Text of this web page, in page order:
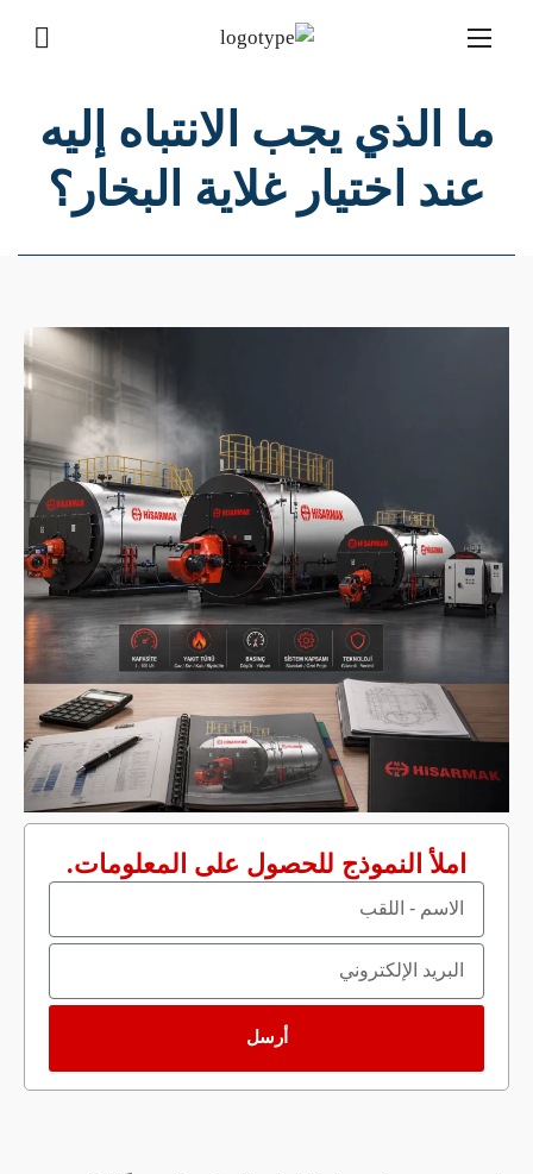
ما الذي يجب الانتباه إليه
عند اختيار غلاية البخار؟
املأ النموذج للحصول على المعلومات.
أرسل